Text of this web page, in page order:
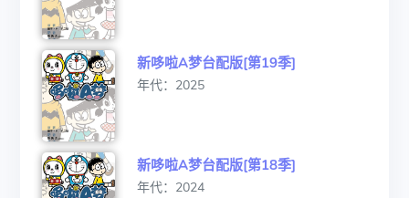
新哆啦A梦台配版[第19季]
年代：2025
新哆啦A梦台配版[第18季]
年代：2024